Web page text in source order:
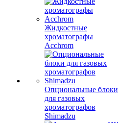
Жидкостные
хроматографы
Acchrom
Опциональные блоки
для газовых
хроматографов
Shimadzu